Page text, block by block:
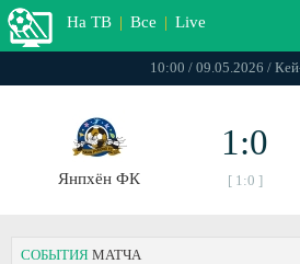
На ТВ | Все | Live
10:00 / 09.05.2026 /
Янпхён ФК
1:0
[ 1:0 ]
СОБЫТИЯ МАТЧА